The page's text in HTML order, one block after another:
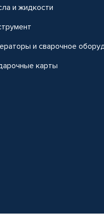
и жидкости
и сварочное
карты